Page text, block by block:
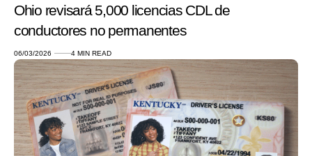
Ohio revisará 5,000 licencias CDL de
conductores no permanentes
06/03/2026 4 MIN READ